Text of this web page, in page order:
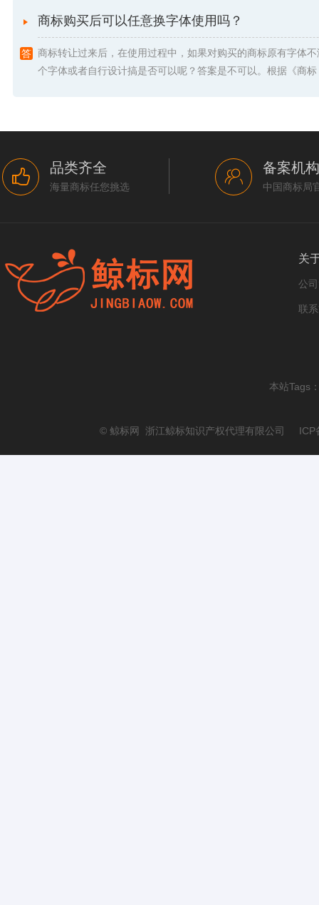
商标购买后可以任意换字体使用吗？
商标转让过来后，在使用过程中，如果对购买的商标原有字体
个字体或者自行设计搞是否可以呢？答案是不可以。根据《商
品类齐全
海量商标任您挑选
备案机构
中国商标局
关
公
联
本站Tags
© 鲸标网 浙江鲸标知识产权代理有限公司 ICP